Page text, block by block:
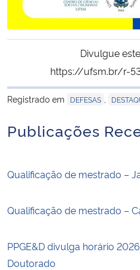
Banco Central do Brasil
Planalto
Divulgue
https://ufsm.br/r-
Registrado em
DEFESAS
Publicações
Qualificação de mestrado –
Qualificação de mestrado –
PPGE&D divulga horário
Doutorado